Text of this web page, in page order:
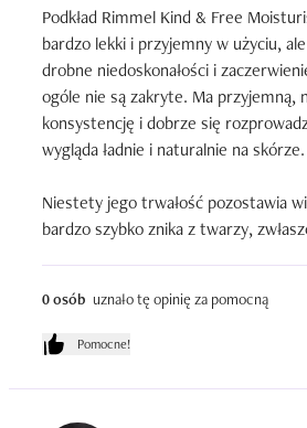
Podkład Rimmel Kind & Free
bardzo lekki i przyjemny w użyciu,
drobne niedoskonałości i
ogóle nie są zakryte. Ma przyjemną,
konsystencję i dobrze się
wygląda ładnie i naturalnie na skórze.
Niestety jego trwałość pozostawia
bardzo szybko znika z twarzy,
Dla mnie ocena to 3/5 przyjemny dla
spełnia swojej podstawowej funkcji,
trwałość
0 osób uznało tę opinię za pomocną
Pomocne!